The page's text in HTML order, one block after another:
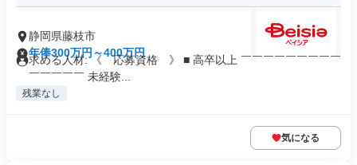
静岡県藤枝市
年俸300万円～400万円
求める人材: 《 応募資格 》 ■ 高卒以上 ￣￣￣￣￣￣￣￣￣
￣￣￣￣￣ 未経験...
残業なし
気になる